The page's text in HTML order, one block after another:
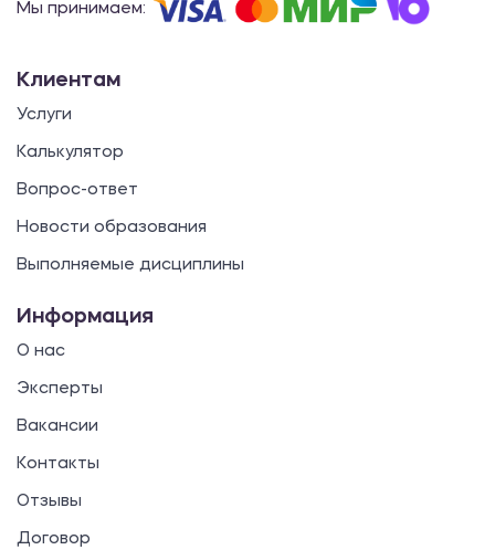
Мы принимаем:
Клиентам
Услуги
Калькулятор
Вопрос-ответ
Новости образования
Выполняемые дисциплины
Информация
О нас
Эксперты
Вакансии
Контакты
Отзывы
Договор